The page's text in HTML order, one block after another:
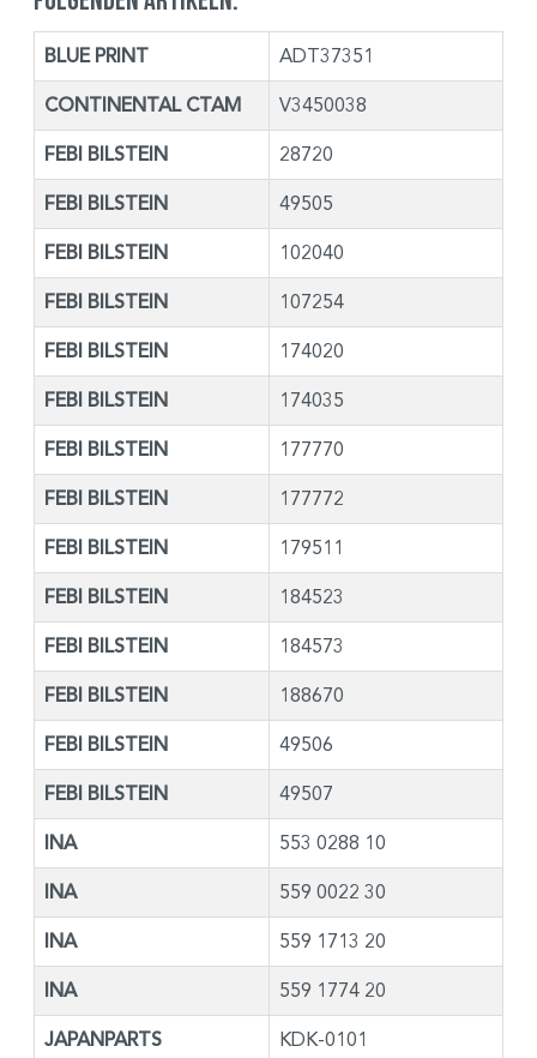
BLUE PRINT ADT37351
CONTINENTAL CTAM V3450038
FEBI BILSTEIN 28720
FEBI BILSTEIN 49505
FEBI BILSTEIN 102040
FEBI BILSTEIN 107254
FEBI BILSTEIN 174020
FEBI BILSTEIN 174035
FEBI BILSTEIN 177770
FEBI BILSTEIN 177772
FEBI BILSTEIN 179511
FEBI BILSTEIN 184523
FEBI BILSTEIN 184573
FEBI BILSTEIN 188670
FEBI BILSTEIN 49506
FEBI BILSTEIN 49507
INA 553 0288 10
INA 559 0022 30
INA 559 1713 20
INA 559 1774 20
JAPANPARTS KDK-0101